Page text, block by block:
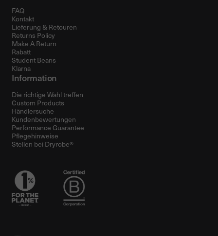
FAQ
Kontakt
Lieferung & Retouren
Returns Policy
Make A Return
Rabatt
Student Beans
Klarna
Information
Die richtige Wahl treffen
Custom Products
Händlersuche
Kundenbewertungen
Performance Guarantee
Pflegehinweise
Stellen bei Dryrobe®